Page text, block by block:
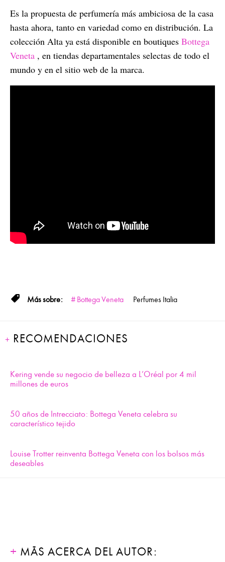
Es la propuesta de perfumería más ambiciosa de la casa
hasta ahora, tanto en variedad como en distribución. La
colección Alta ya está disponible en boutiques Bottega
Veneta , en tiendas departamentales selectas de todo el
mundo y en el sitio web de la marca.
Bottega Veneta Perfumes Italia
RECOMENDACIONES
Kering vende su negocio de belleza a L’Oréal por 4 mil
millones de euros
50 años de Intrecciato: Bottega Veneta celebra su
característico tejido
Louise Trotter reinventa Bottega Veneta con los bolsos más
deseables
MÁS ACERCA DEL AUTOR: